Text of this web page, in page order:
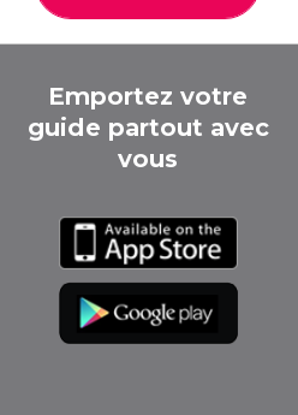
Emportez votre
guide partout avec
vous